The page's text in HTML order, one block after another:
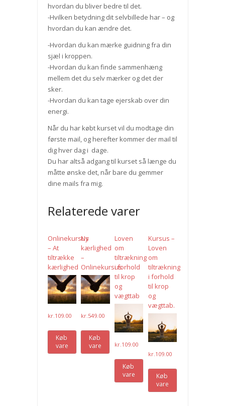
hvordan du bliver bedre til det.
-Hvilken betydning dit selvbillede har – og
hvordan du kan ændre det.
-Hvordan du kan mærke guidning fra din
sjæl i kroppen.
-Hvordan du kan finde sammenhæng
mellem det du selv mærker og det der
sker.
-Hvordan du kan tage ejerskab over din
energi.
Når du har købt kurset vil du modtage din
første mail, og herefter kommer der mail til
dig hver dag i dage.
Du har altså adgang til kurset så længe du
måtte ønske det, når bare du gemmer
dine mails fra mig.
Relaterede varer
Onlinekursus
– At
tiltrække
kærlighed
kr.109.00
Køb
vare
Ny
kærlighed
–
Onlinekursus
kr.549.00
Køb
vare
Loven
om
tiltrækning
i forhold
til krop
og
vægttab
kr.109.00
Køb
vare
Kursus –
Loven
om
tiltrækning
i forhold
til krop
og
vægttab.
kr.109.00
Køb
vare